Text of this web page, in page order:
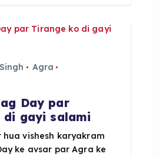
Agra
Day par
di gayi salami
hua vishesh karyakram
ke avsar par Agra ke